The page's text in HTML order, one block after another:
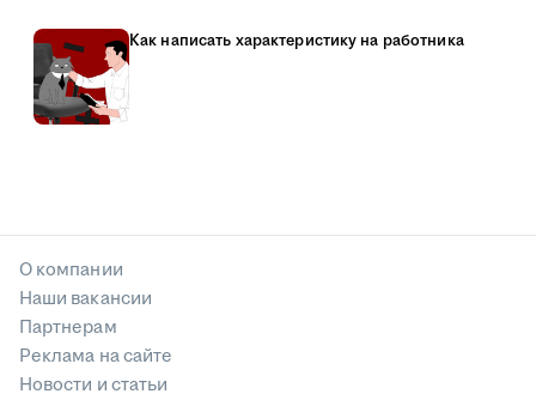
Как написать характеристику на работника
О компании
Наши вакансии
Партнерам
Реклама на сайте
Новости и статьи